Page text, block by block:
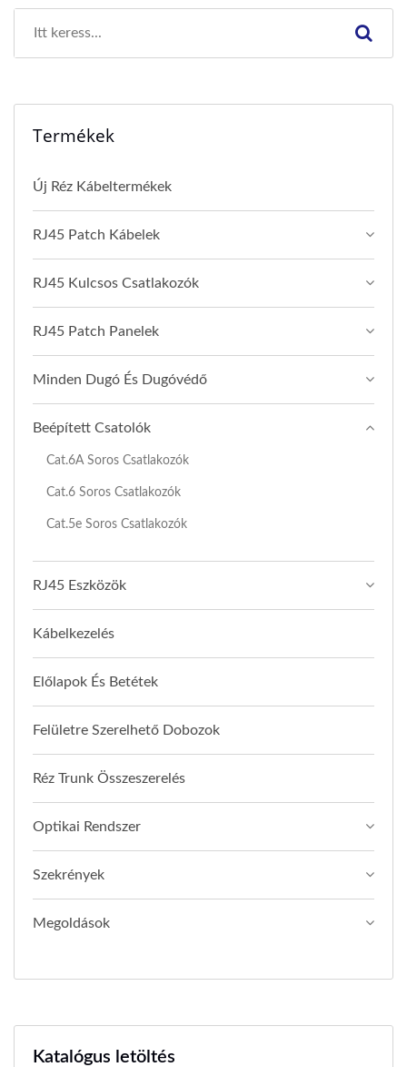
Termékek
Új Réz Kábeltermékek
RJ45 Patch Kábelek
RJ45 Kulcsos Csatlakozók
RJ45 Patch Panelek
Minden Dugó És Dugóvédő
Beépített Csatolók
Cat.6A Soros Csatlakozók
Cat.6 Soros Csatlakozók
Cat.5e Soros Csatlakozók
RJ45 Eszközök
Kábelkezelés
Előlapok És Betétek
Felületre Szerelhető Dobozok
Réz Trunk Összeszerelés
Optikai Rendszer
Szekrények
Megoldások
Katalógus letöltés